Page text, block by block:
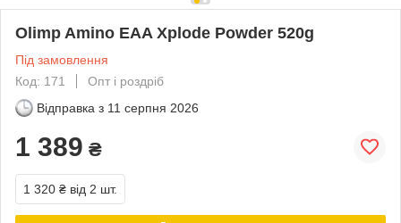
Olimp Amino EAA Xplode Powder 520g
Під замовлення
Код: 171
Опт і роздріб
Відправка з 11 серпня 2026
1 389 ₴
1 320 ₴ від 2 шт.